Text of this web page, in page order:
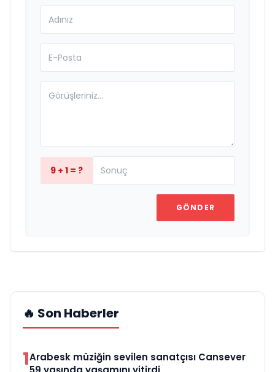
9 + 1 = ?
GÖNDER
🔥 Son Haberler
1Arabesk müziğin sevilen sanatçısı Cansever